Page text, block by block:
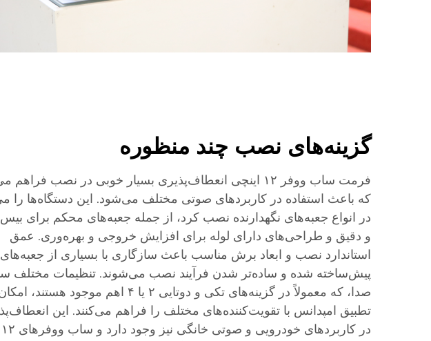
گزینه‌های نصب چند منظوره
فرمت ساب ووفر ۱۲ اینچی انعطاف‌پذیری بسیار خوبی در نصب فراهم
که باعث استفاده در کاربردهای صوتی مختلف می‌شود. این دستگاه‌ها را
در انواع جعبه‌های نگهدارنده نصب کرد، از جمله جعبه‌های محکم برای
و دقیق و طراحی‌های دارای لوله برای افزایش خروجی و بهره‌وری. عمق
استاندارد نصب و ابعاد برش مناسب باعث سازگاری با بسیاری از جعبه‌های
پیش‌ساخته شده و ساده‌تر شدن فرآیند نصب می‌شوند. تنظیمات مختلف
صدا، که معمولاً در گزینه‌های تکی و دوتایی ۲ یا ۴ اهم موجود هستند،
تطبیق امپدانس با تقویت‌کننده‌های مختلف را فراهم می‌کنند. این